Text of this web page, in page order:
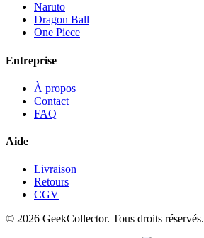
Naruto
Dragon Ball
One Piece
Entreprise
À propos
Contact
FAQ
Aide
Livraison
Retours
CGV
© 2026 GeekCollector. Tous droits réservés.